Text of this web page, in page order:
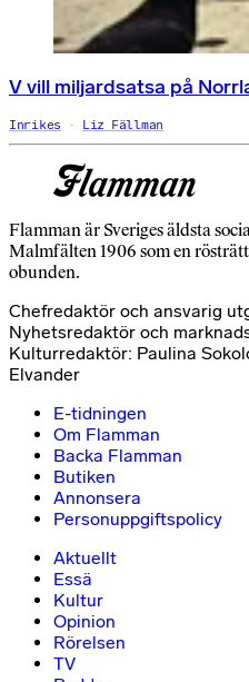
V vill miljardsatsa på
Inrikes Liz Fällman
Flamman är Sveriges äldsta
Malmfälten 1906 som en
obunden.
Chefredaktör och ansvarig
Nyhetsredaktör och
Kulturredaktör: Paulina
Elvander
E-tidningen
Om Flamman
Backa Flamman
Butiken
Annonsera
Personuppgiftspolicy
Aktuellt
Essä
Kultur
Opinion
Rörelsen
TV